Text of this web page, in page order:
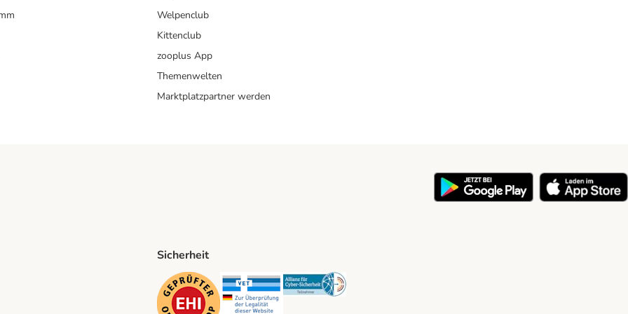
Welpenclub
Kittenclub
zooplus App
Themenwelten
Marktplatzpartner werden
Method
Sicherheit
Security Security Security